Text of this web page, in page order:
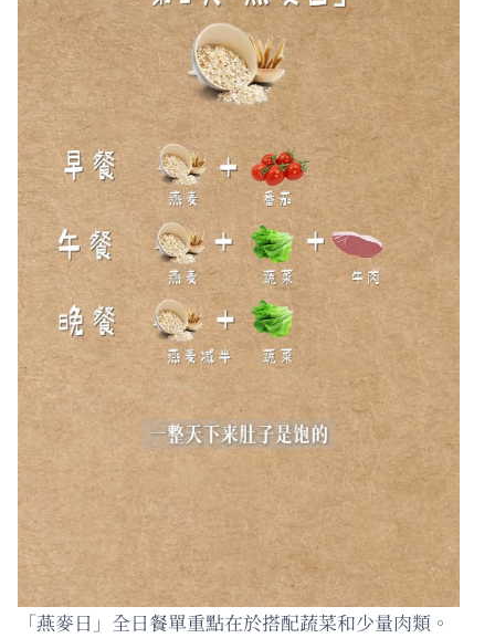
「燕麥日」全日餐單重點在於搭配蔬菜和少量肉類。